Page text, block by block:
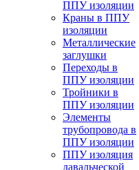
ППУ изоляции
Краны в ППУ
изоляции
Металлические
заглушки
Переходы в
ППУ изоляции
Тройники в
ППУ изоляции
Элементы
трубопровода в
ППУ изоляции
ППУ изоляция
давальческой